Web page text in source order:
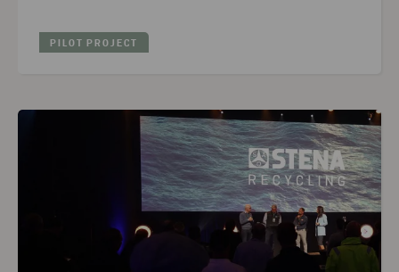
PILOT PROJECT